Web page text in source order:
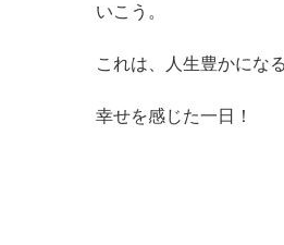
いこう。
これは、人生豊かになる
幸せを感じた一日！